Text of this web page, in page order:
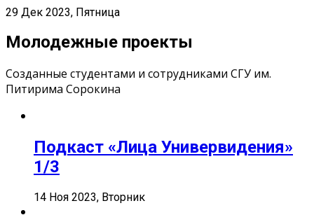
29 Дек 2023, Пятница
Молодежные проекты
Созданные студентами и сотрудниками СГУ им.
Питирима Сорокина
Подкаст «Лица Универвидения»
1/3
14 Ноя 2023, Вторник